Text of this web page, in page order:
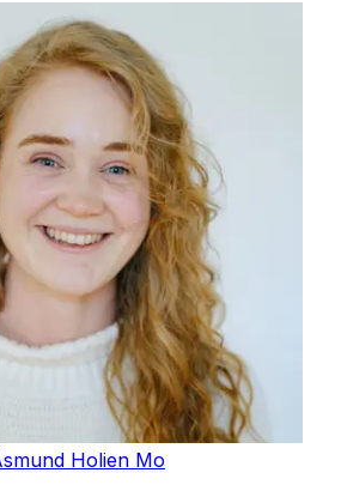
Holien Mo